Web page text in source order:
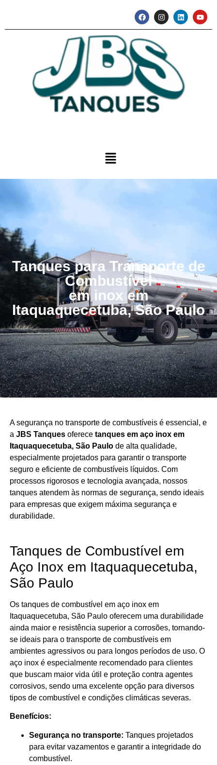
Tanques para Transporte de
Combustível
em inox em
Itaquaquecetuba, São Paulo
A segurança no transporte de combustíveis é essencial, e
a JBS Tanques oferece tanques em aço inox em
Itaquaquecetuba, São Paulo de alta qualidade,
especialmente projetados para garantir o transporte
seguro e eficiente de combustíveis líquidos. Com
processos rigorosos e tecnologia avançada, nossos
tanques atendem às normas de segurança, sendo ideais
para empresas que exigem máxima segurança e
durabilidade.
Tanques de Combustível em
Aço Inox em Itaquaquecetuba,
São Paulo
Os tanques de combustível em aço inox em
Itaquaquecetuba, São Paulo oferecem uma durabilidade
ainda maior e resistência superior a corrosões, tornando-
se ideais para o transporte de combustíveis em
ambientes agressivos ou para longos períodos de uso. O
aço inox é especialmente recomendado para clientes
que buscam maior vida útil e proteção contra agentes
corrosivos, sendo uma excelente opção para diversos
tipos de combustível e condições climáticas severas.
Benefícios:
Segurança no transporte: Tanques projetados
para evitar vazamentos e garantir a integridade do
combustível.